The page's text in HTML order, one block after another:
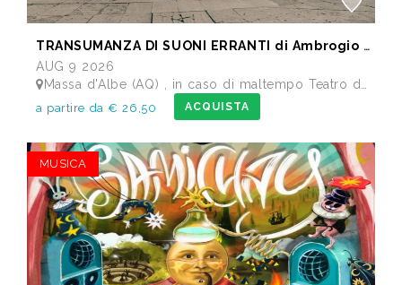
TRANSUMANZA DI SUONI ERRANTI di Ambrogio Sparagna
AUG 9 2026
Massa d'Albe (AQ) , in caso di maltempo Teatro dei Marsi Avezzano AQ - Anfiteatro Romano di Alba Fucens
a partire da € 26,50 ACQUISTA
MUSICA